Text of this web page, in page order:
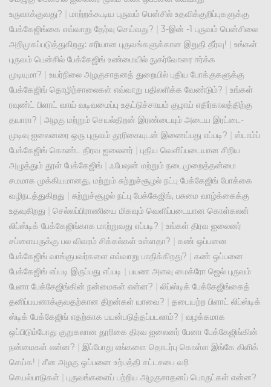
உருவாக்குவது?
மாற்றக்கூடிய புருவம் பென்சில் உதவிக்குறிப்புகளுக்கு
பேக்கேஜிங்கை எவ்வாறு தேர்வு செய்வது?
3-இன் -1 புருவம் பென்சிலை
அறிமுகப்படுத்துகிறது: சரியான புருவங்களுக்கான இறுதி தீர்வு!
உங்கள்
புருவம் பென்சில் பேக்கேஜிங் உண்மையில் நுகர்வோரை ஈர்க்க
முடியுமா?
உயர்நிலை அழகுசாதனத் துறையில் புதிய போக்குகளுக்கு
பேக்கேஜிங் தொழிற்சாலைகள் எவ்வாறு பதிலளிக்க வேண்டும்?
உங்கள்
ரவுண்ட் பிளாட் வாய் வடிவமைப்பு உதட்டுச்சாயம் குழாய் எதிர்காலத்திற்கு
தயாரா?
அழகு மற்றும் செயல்திறன் இரண்டையும் அடைய இரட்டை-
முடிவு ஐலைனரை ஒரு புருவம் தூரிகையுடன் இணைப்பது எப்படி?
ஸ்டாம்ப்
பேக்கேஜிங் கொண்ட திரவ ஐலைனர்
புதிய வெளிப்படையான சிறிய
அழுத்தும் தூள் பேக்கேஜிங்
ஃபேஷன் மற்றும் நடைமுறைத்தன்மை
சமமாக முக்கியமானது, மற்றும் சுற்றுச்சூழல் நட்பு பேக்கேஜிங் போக்கை
வழிநடத்துகிறது
சுற்றுச்சூழல் நட்பு பேக்கேஜிங், பசுமை வாழ்க்கைக்கு
உதவுகிறது
செல்லப்பிராணியை மிகவும் வெளிப்படையான கொள்கலன்
லிப்ஸ்டிக் பேக்கேஜிங்காக மாற்றுவது எப்படி?
உங்கள் திரவ ஐலைனர்
சப்ளையருக்கு பல விவரம் சிக்கல்கள் உள்ளதா?
கண் ஒப்பனை
பேக்கேஜிங் வாங்குபவர்களை எவ்வாறு பாதிக்கிறது?
கண் ஒப்பனை
பேக்கேஜிங் எப்படி இருப்பது எப்படி
பயண அளவு மைக்ரோ ஜெல் புருவம்
பேனா பேக்கேஜிங்கின் நன்மைகள் என்ன?
லிப்ஸ்டிக் பேக்கேஜிங்கைத்
தனிப்பயனாக்குவதற்கான திறன்கள் யாவை?
தடையற்ற பிளாட் லிப்ஸ்டிக்
ஸ்டிக் பேக்கேஜிங் எதற்காக பயன்படுத்தப்படலாம்?
வழக்கமாக
ஒப்பிடும்போது குறுகலான தூரிகை திரவ ஐலைனர் பேனா பேக்கேஜிங்கின்
நன்மைகள் என்ன?
இப்போது எங்களை தொடர்பு கொள்ள இங்கே கிளிக்
செய்க!
சீன அழகு ஒப்பனை உற்பத்தி சட்டசபை வரி
செயல்பாடுகள்
புருவங்களைப் பற்றிய அழகுசாதனப் பொருட்கள் என்ன?